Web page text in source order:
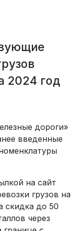
2024 год
дороги»
введенные
на сайт
грузов на
скидка до 50
через